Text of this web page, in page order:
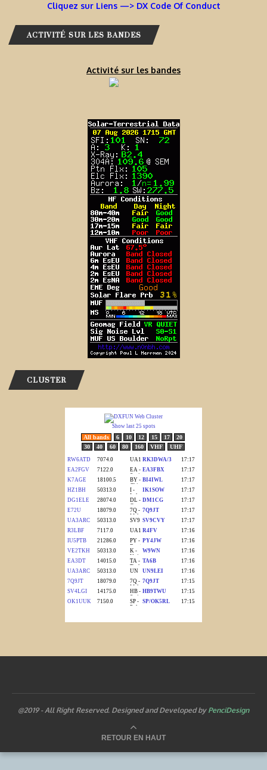
Cliquez sur Liens —> DX Code Of Conduct
ACTIVITÉ SUR LES BANDES
Activité sur les bandes
CLUSTER
@2019 - All Right Reserved. Designed and Developed by PenciDesign
RETOUR EN HAUT